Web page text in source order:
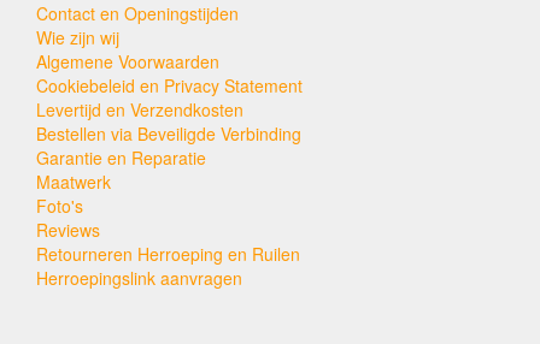
Contact en Openingstijden
Wie zijn wij
Algemene Voorwaarden
Cookiebeleid en Privacy Statement
Levertijd en Verzendkosten
Bestellen via Beveiligde Verbinding
Garantie en Reparatie
Maatwerk
Foto's
Reviews
Retourneren Herroeping en Ruilen
Herroepingslink aanvragen